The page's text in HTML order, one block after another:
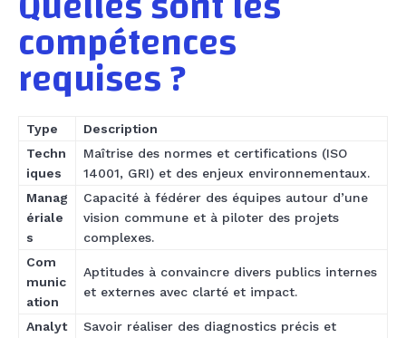
compétences
requises ?
Type
Description
Techn
iques
Maîtrise des normes et certifications (ISO
14001, GRI) et des enjeux environnementaux.
Manag
ériale
s
Capacité à fédérer des équipes autour d’une
vision commune et à piloter des projets
complexes.
Com
munic
ation
Aptitudes à convaincre divers publics internes
et externes avec clarté et impact.
Analyt
Savoir réaliser des diagnostics précis et